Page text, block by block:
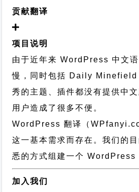
贡献翻译
项目说明
由于近年来 WordPress 中文
慢，同时包括 Daily Minefield
秀的主题、插件都没有提供中
用户造成了很多不便。
WordPress 翻译（
这一基本需求而存在。我们的
悉的方式组建一个 WordPress
加入我们